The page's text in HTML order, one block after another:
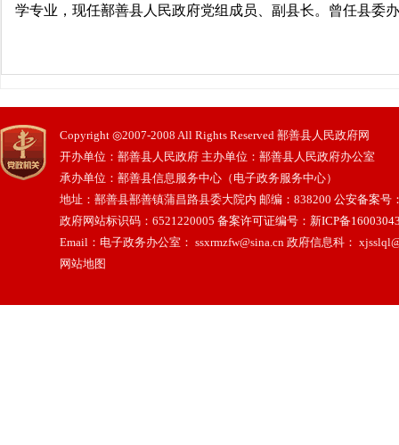
学专业，现任鄯善县人民政府党组成员、副县长。曾任县委
Copyright ◎2007-2008 All Rights Reserved 鄯善县人民政府网
开办单位：鄯善县人民政府 主办单位：鄯善县人民政府办公室
承办单位：鄯善县信息服务中心（电子政务服务中心）
地址：鄯善县鄯善镇蒲昌路县委大院内 邮编：838200 公安备案号
政府网站标识码：6521220005 备案许可证编号：新ICP备
Email：电子政务办公室： ssxrmzfw@sina.cn 政府信息科：
网站地图